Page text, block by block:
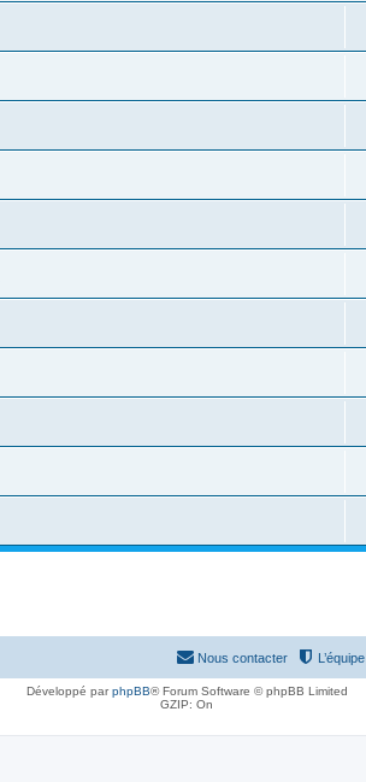
L’équipe
Nous contacter
Développé parphpBB® Forum Software © phpBB Limited
GZIP: On